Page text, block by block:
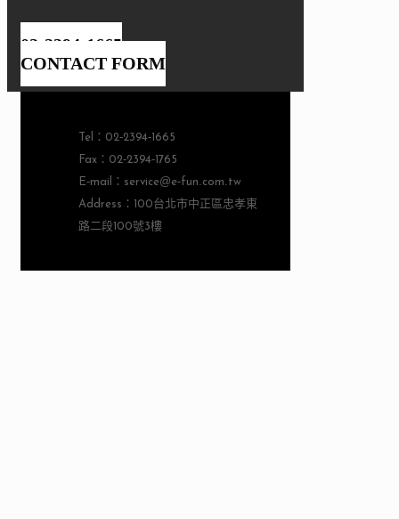
02-2394-1665
CONTACT FORM
Tel：02-2394-1665
Fax：02-2394-1765
E-mail：service@e-fun.com.tw
Address：100台北市中正區忠孝東
路二段100號3樓